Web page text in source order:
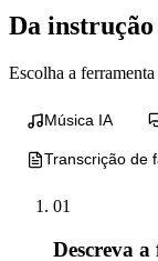
Da
Escolha a
Música IA
Transcrição de
01
Descreva a